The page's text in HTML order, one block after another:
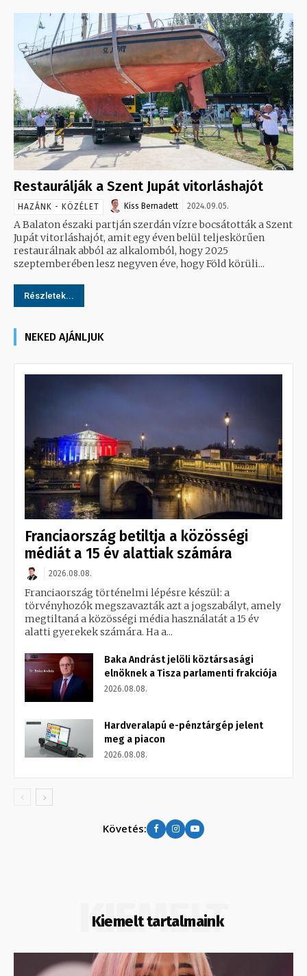
Restaurálják a Szent Jupát vitorláshajót
HAZÁNK - KÖZÉLET Kiss Bernadett 2024.09.05.
A Balaton északi partján szerdán vízre bocsátották a Szent
Jupát vitorláshajót, amit egy éven belül teljeskörűen
restaurálnak abból az alkalomból, hogy 2025
szeptemberében lesz negyven éve, hogy Föld körüli...
Részletek...
NEKED AJÁNLJUK
Franciaország betiltja a közösségi
médiát a 15 év alattiak számára
2026.08.08.
Franciaország történelmi lépésre készül: a
törvényhozók megszavazták azt a jogszabályt, amely
megtiltaná a közösségi média használatát a 15 év
alatti gyerekek számára. Ha a...
Baka Andrást jelöli köztársasági
elnöknek a Tisza parlamenti frakciója
2026.08.08.
Hardveralapú e-pénztárgép jelent
meg a piacon
2026.08.08.
Követés:
Kiemelt tartalmaink
KIEMELT